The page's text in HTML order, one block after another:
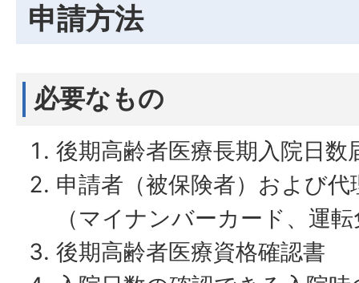
申請方法
必要なもの
後期高齢者医療長期入院日数
申請者（被保険者）および
（マイナンバーカード、運
後期高齢者医療資格確認書